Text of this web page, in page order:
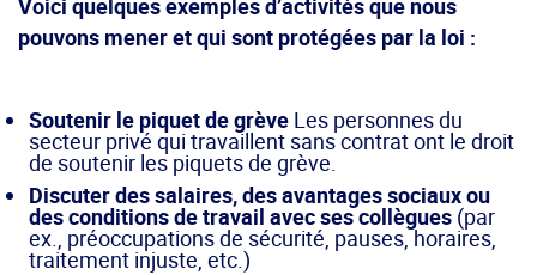
Voici quelques exemples d’activités que nous
pouvons mener et qui sont protégées par la loi :
Soutenir le piquet de grève Les personnes du
secteur privé qui travaillent sans contrat ont le droit
de soutenir les piquets de grève.
Discuter des salaires, des avantages sociaux ou
des conditions de travail avec ses collègues (par
ex., préoccupations de sécurité, pauses, horaires,
traitement injuste, etc.)